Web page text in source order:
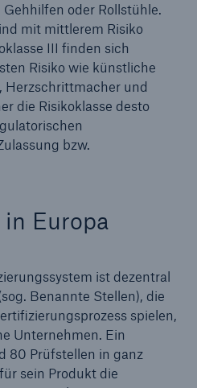
oder Rollstühle.
mit mittlerem Risiko
III finden sich
Risiko wie künstliche
Herzschrittmacher und
die Risikoklasse desto
bzw.
Europa
ist dezentral
Benannte Stellen), die
spielen,
Unternehmen. Ein
80 Prüfstellen in ganz
sein Produkt die
Munich Re
Taste drücken Suche